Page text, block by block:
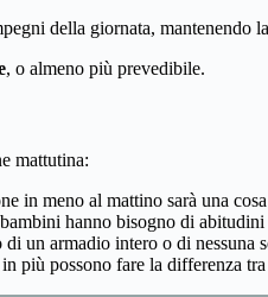
della giornata, mantenendo
, o almeno più prevedibile.
mattutina:
in meno al mattino sarà una
hanno bisogno di
un armadio intero o di nessuna
più possono fare la differenza